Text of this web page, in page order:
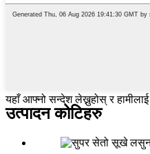
यहाँ आफ्नो सन्देश लेख्नुहोस् र
उत्पादन कोटिहरु